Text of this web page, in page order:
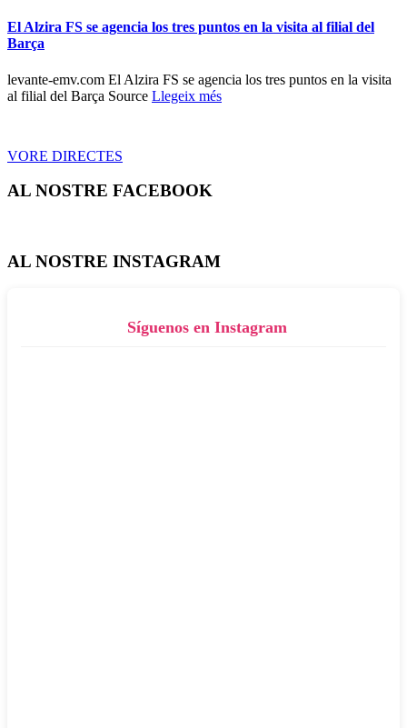
El Alzira FS se agencia los tres puntos en la visita al filial del
Barça
levante-emv.com El Alzira FS se agencia los tres puntos en la visita
al filial del Barça Source Llegeix més
VORE DIRECTES
AL NOSTRE FACEBOOK
AL NOSTRE INSTAGRAM
Síguenos en Instagram